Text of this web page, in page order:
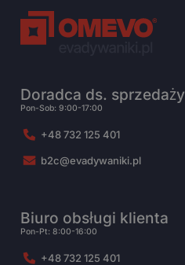
Doradca ds. sprzedaży
Pon-Sob: 9:00-17:00
+48 732 125 401
b2c@evadywaniki.pl
Biuro obsługi klienta
Pon-Pt: 8:00-16:00
+48 732 125 401